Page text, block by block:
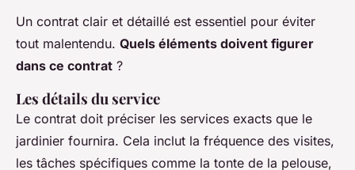
Un contrat clair et détaillé est essentiel pour éviter
tout malentendu. Quels éléments doivent figurer
dans ce contrat ?
Les détails du service
Le contrat doit préciser les services exacts que le
jardinier fournira. Cela inclut la fréquence des visites,
les tâches spécifiques comme la tonte de la pelouse,